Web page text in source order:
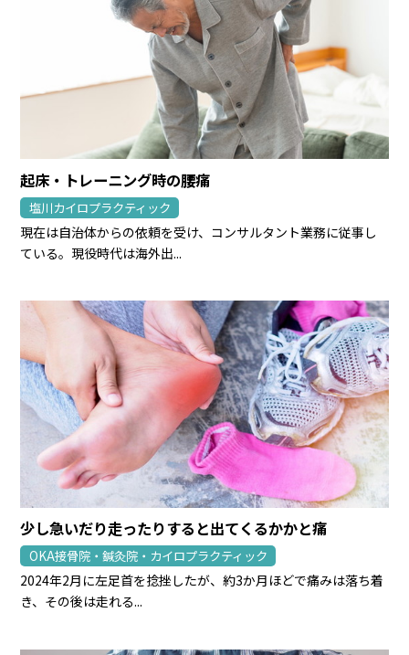
起床・トレーニング時の腰痛
塩川カイロプラクティック
現在は自治体からの依頼を受け、コンサルタント業務に従事し
ている。現役時代は海外出...
少し急いだり走ったりすると出てくるかかと痛
OKA接骨院・鍼灸院・カイロプラクティック
2024年2月に左足首を捻挫したが、約3か月ほどで痛みは落ち着
き、その後は走れる...